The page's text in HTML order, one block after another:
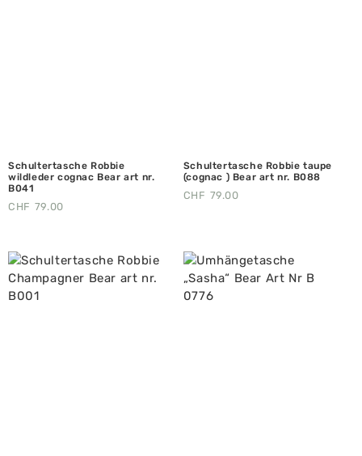
Schultertasche Robbie
wildleder cognac Bear art nr.
B041
CHF 79.00
Schultertasche Robbie taupe
(cognac ) Bear art nr. B088
CHF 79.00